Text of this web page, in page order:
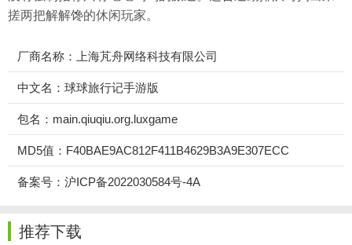
搓两把解解馋的休闲玩家。
厂商名称：上海芃舟网络科技有限公司
中文名：球球旅行记手游版
包名：main.qiuqiu.org.luxgame
MD5值：F40BAE9AC812F411B4629B3A9E307ECC
备案号：沪ICP备2022030584号-4A
推荐下载